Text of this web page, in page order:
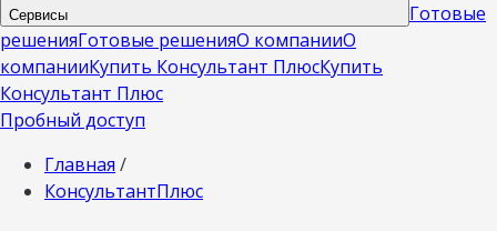
Сервисы
Готовые
решенияГотовые решенияО компанииО
компанииКупить Консультант ПлюсКупить
Консультант Плюс
Пробный доступ
Главная /
КонсультантПлюс